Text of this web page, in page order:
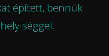
épített, bennük